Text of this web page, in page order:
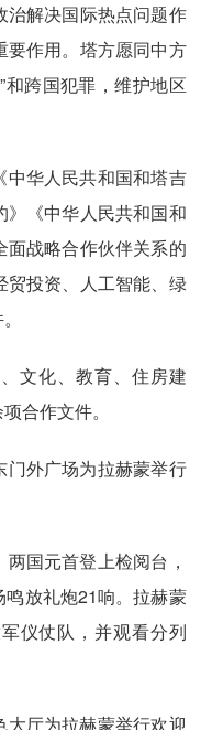
解决国际热点问题作
要作用。塔方愿同中方
和跨国犯罪，维护地区
华人民共和国和塔吉
《中华人民共和国和
战略合作伙伴关系的
投资、人工智能、绿
文化、教育、住房建
合作文件。
外广场为拉赫蒙举行
国元首登上检阅台，
放礼炮21响。拉赫蒙
仪仗队，并观看分列
厅为拉赫蒙举行欢迎